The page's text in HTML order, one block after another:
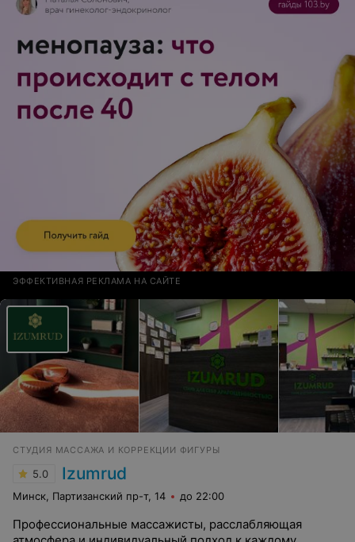
ЭФФЕКТИВНАЯ РЕКЛАМА НА САЙТЕ
СТУДИЯ МАССАЖА И КОРРЕКЦИИ ФИГУРЫ
5.0 Izumrud
Минск, Партизанский пр-т, 14 до 22:00
Профессиональные массажисты, расслабляющая